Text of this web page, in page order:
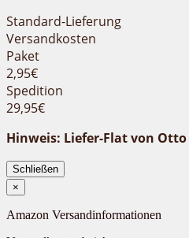
Standard-Lieferung
Versandkosten
Paket
2,95€
Spedition
29,95€
Hinweis: Liefer-Flat von
Schließen
×
Amazon Versandinformationen